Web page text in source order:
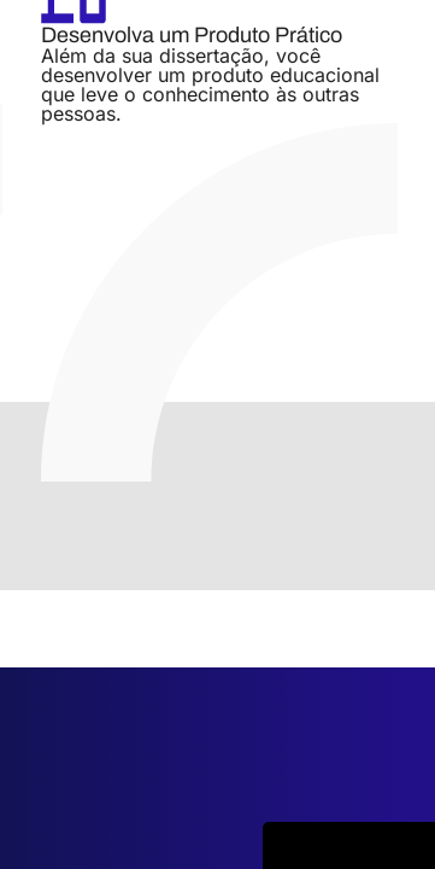
Desenvolva um Produto Prático
Além da sua dissertação, você
desenvolver um produto educacional
que leve o conhecimento às outras
pessoas.